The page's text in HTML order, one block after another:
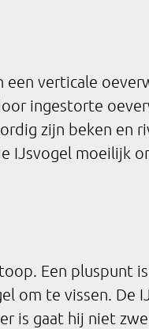
verticale
ingestorte
zijn beken en
IJsvogel moeilijk
Een pluspunt
om te vissen. De
is gaat hij niet